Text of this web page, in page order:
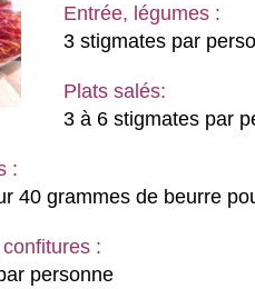
Entrée, légumes :
3 stigmates par
Plats salés:
3 à 6 stigmates par
:
40 grammes de beurre
:
personne